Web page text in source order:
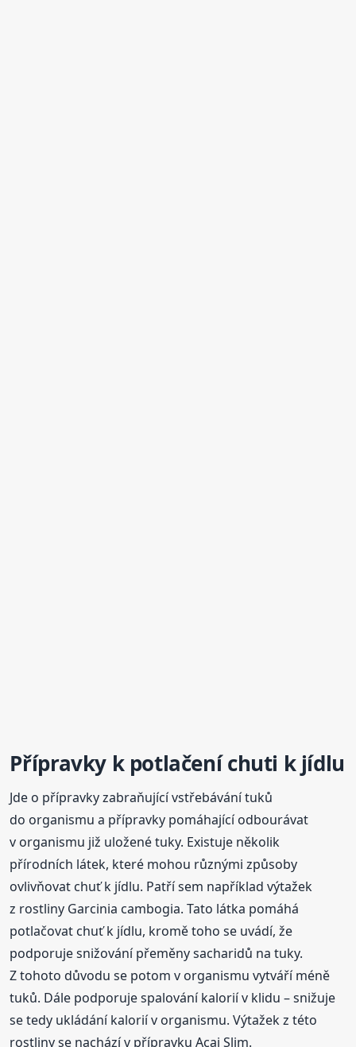
Přípravky k potlačení chuti k jídlu
Jde o přípravky zabraňující vstřebávání tuků
do organismu a přípravky pomáhající odbourávat
v organismu již uložené tuky. Existuje několik
přírodních látek, které mohou různými způsoby
ovlivňovat chuť k jídlu. Patří sem například výtažek
z rostliny Garcinia cambogia. Tato látka pomáhá
potlačovat chuť k jídlu, kromě toho se uvádí, že
podporuje snižování přeměny sacharidů na tuky.
Z tohoto důvodu se potom v organismu vytváří méně
tuků. Dále podporuje spalování kalorií v klidu – snižuje
se tedy ukládání kalorií v organismu. Výtažek z této
rostliny se nachází v přípravku Acai Slim.